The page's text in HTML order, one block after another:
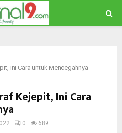
Ini Cara untuk Mencegahnya
Kejepit, Ini Cara
0 689